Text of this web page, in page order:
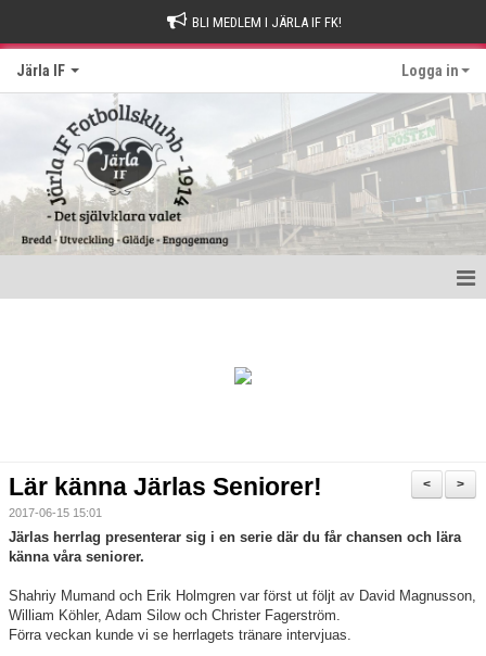
BLI MEDLEM I JÄRLA IF FK!
Järla IF Logga in
Verksamheten
Trygg förening
>
<
Lär känna Järlas Seniorer!
2017-06-15 15:01
Järlas herrlag presenterar sig i en serie där du får chansen och lära
känna våra seniorer.
Shahriy Mumand och Erik Holmgren var först ut följt av David Magnusson,
William Köhler, Adam Silow och Christer Fagerström.
Förra veckan kunde vi se herrlagets tränare intervjuas.